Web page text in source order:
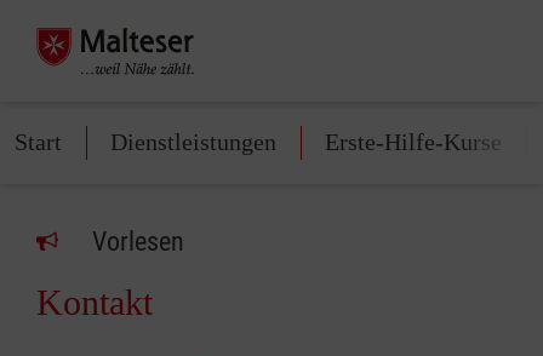
Start Dienstleistungen Erste-Hilfe-Kurse
Vorlesen
Kontakt